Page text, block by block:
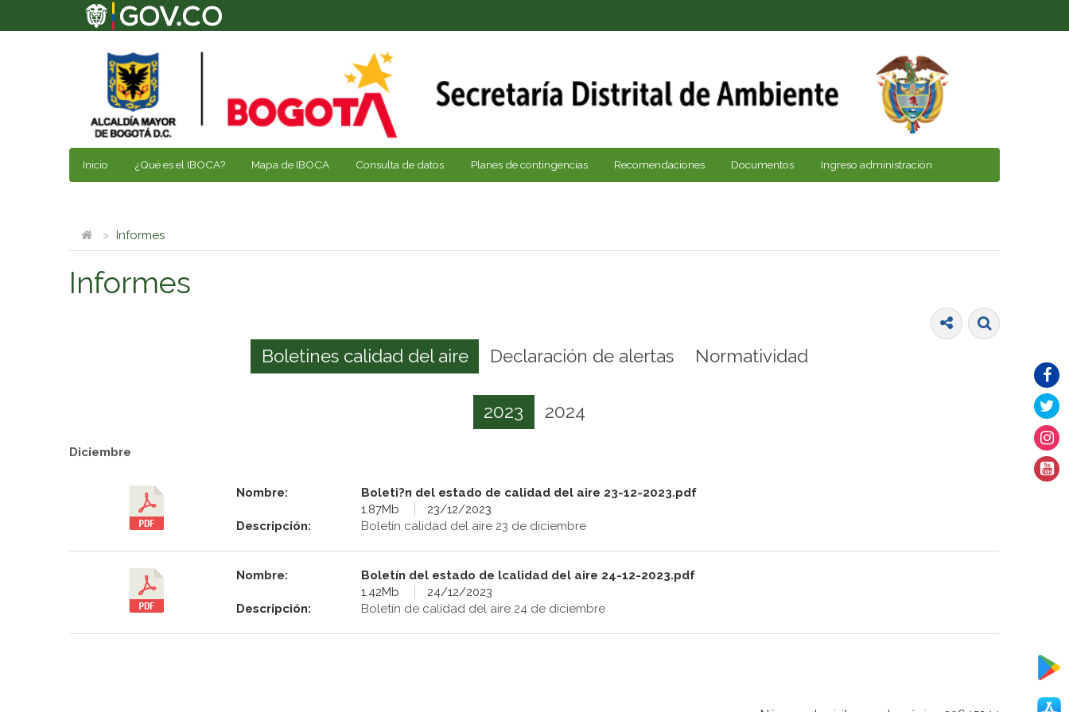
Inicio ¿Qué es el IBOCA? Mapa de IBOCA Consulta de datos Planes de contingencias Recomendaciones Documentos Ingreso administración
Informes
Informes
Boletines calidad del aire Declaración de alertas Normatividad
2023 2024
Diciembre
Nombre:
Boleti?n del estado de calidad del aire 23-12-2023.pdf
1.87Mb
23/12/2023
Descripción:
Boletín calidad del aire 23 de diciembre
Nombre:
Boletín del estado de lcalidad del aire 24-12-2023.pdf
1.42Mb
24/12/2023
Descripción:
Boletín de calidad del aire 24 de diciembre